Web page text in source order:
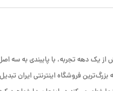
یک دهه تجربه، با پایبندی به سه
بزرگ‌ترین فروشگاه اینترنتی ایران تبدیل